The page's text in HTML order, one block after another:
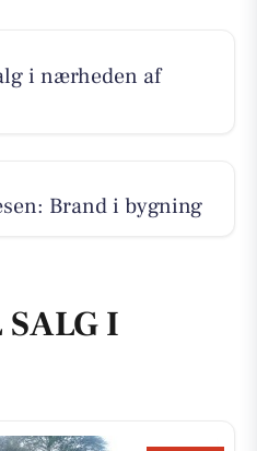
i nærheden af
Brand i bygning
I